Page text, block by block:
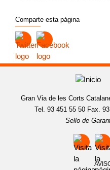
Comparte esta página
Gran Via de les Corts
Tel. 93 451 55 50 Fax.
Sello de